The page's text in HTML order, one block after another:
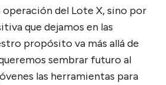
del Lote X, sino por
que dejamos en las
propósito va más allá de
sembrar futuro al
las herramientas para